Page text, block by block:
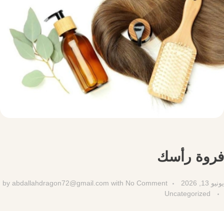
فروة رأسك
يونيو 13, 2026 by abdallahdragon72@gmail.com with No Comment
Uncategorized